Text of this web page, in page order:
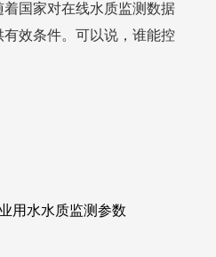
国家对在线水质监测数据
效条件。可以说，谁能控
用水水质监测参数